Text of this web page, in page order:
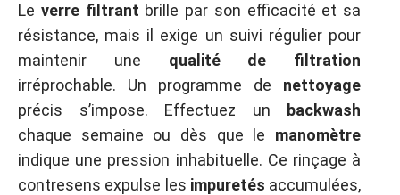
Le verre filtrant brille par son efficacité et sa
résistance, mais il exige un suivi régulier pour
maintenir une qualité de filtration
irréprochable. Un programme de nettoyage
précis s’impose. Effectuez un
backwash
chaque semaine ou dès que le manomètre
indique une pression inhabituelle. Ce rinçage à
contresens expulse les impuretés accumulées,